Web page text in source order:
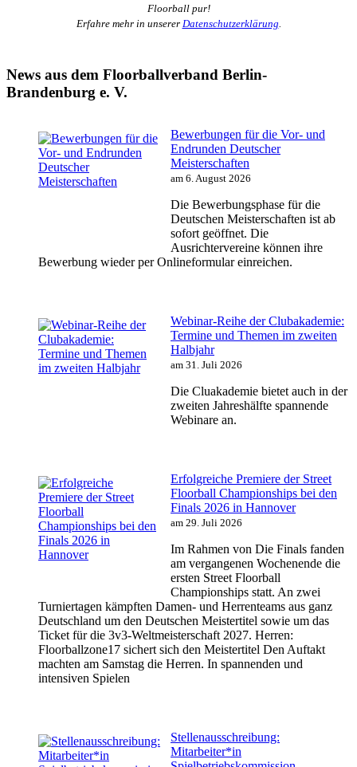
Floorball pur!
Erfahre mehr in unserer Datenschutzerklärung.
News aus dem Floorballverband Berlin-
Brandenburg e. V.
Bewerbungen für die Vor- und
Endrunden Deutscher
Meisterschaften
am 6. August 2026
Die Bewerbungsphase für die
Deutschen Meisterschaften ist ab
sofort geöffnet. Die
Ausrichtervereine können ihre
Bewerbung wieder per Onlineformular einreichen.
Webinar-Reihe der Clubakademie:
Termine und Themen im zweiten
Halbjahr
am 31. Juli 2026
Die Cluakademie bietet auch in der
zweiten Jahreshälfte spannende
Webinare an.
Erfolgreiche Premiere der Street
Floorball Championships bei den
Finals 2026 in Hannover
am 29. Juli 2026
Im Rahmen von Die Finals fanden
am vergangenen Wochenende die
ersten Street Floorball
Championships statt. An zwei
Turniertagen kämpften Damen- und Herrenteams aus ganz
Deutschland um den Deutschen Meistertitel sowie um das
Ticket für die 3v3-Weltmeisterschaft 2027. Herren:
Floorballzone17 sichert sich den Meistertitel Den Auftakt
machten am Samstag die Herren. In spannenden und
intensiven Spielen
Stellenausschreibung:
Mitarbeiter*in